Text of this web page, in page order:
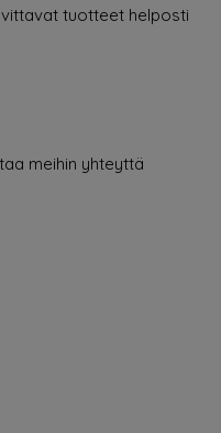
tuotteet helposti
meihin yhteyttä